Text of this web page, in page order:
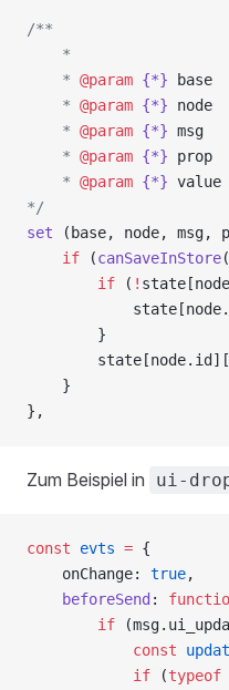
/**
    *
    *
@param {*} base
    *
@param {*} node
    *
@param {*} msg
    *
@param {*} prop
    *
@param {*} value
*/
set (base, node, msg,
    if
(canSaveInStore
        if
( !
        }
    }
},
Zum Beispiel in ui-
const evts = {
    onChange:
true,
    beforeSend
:
        if
            const
            if
(typeof